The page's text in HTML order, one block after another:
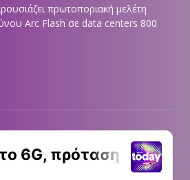
πρωτοποριακή μελέτη
Arc Flash σε data centers 800